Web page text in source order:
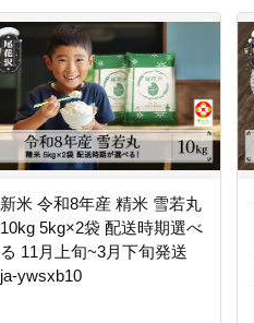
新米 令和8年産 精米 雪若丸
10kg 5kg×2袋 配送時期選べ
る 11月上旬~3月下旬発送
ja-ywsxb10